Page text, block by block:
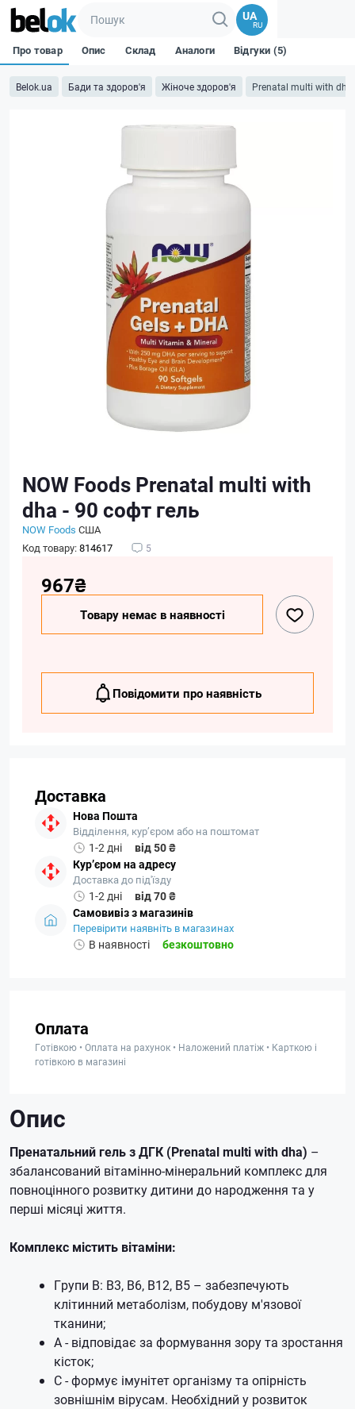
UA
RU
Belok.ua Бади та здоров'я Жіноче здоров'я Prenatal multi with dha
Про товар Опис Склад Аналоги Відгуки (5)
NOW Foods Prenatal multi with
dha - 90 софт гель
NOW Foods США
Код товару:814617 5
967₴
Товару немає в наявності
Повідомити про наявність
Доставка
Нова Пошта
Відділення, кур’єром або на поштомат
1-2 дні
від 50 ₴
Кур’єром на адресу
Доставка до під'їзду
1-2 дні
від 70 ₴
Самовивіз з магазинів
Перевірити наявніть в магазинах
В наявності безкоштовно
Оплата
Готівкою • Оплата на рахунок • Наложений платіж • Карткою і
готівкою в магазині
Опис
Пренатальний гель з ДГК (Prenatal multi with dha) –
збалансований вітамінно-мінеральний комплекс для
повноцінного розвитку дитини до народження та у
перші місяці життя.
Комплекс містить вітаміни:
Групи B: B3, B6, B12, B5 – забезпечують
клітинний метаболізм, побудову м'язової
тканини;
A - відповідає за формування зору та зростання
кісток;
C - формує імунітет організму та опірність
зовнішнім вірусам. Необхідний у розвиток